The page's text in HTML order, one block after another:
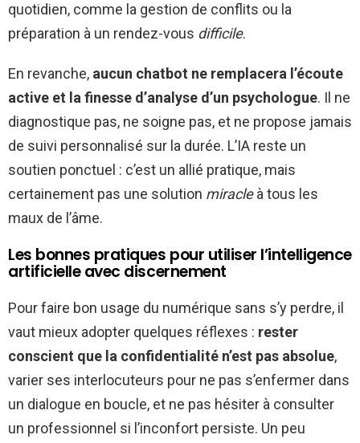
quotidien, comme la gestion de conflits ou la
préparation à un rendez-vous difficile.
En revanche, aucun chatbot ne remplacera l’écoute
active et la finesse d’analyse d’un psychologue. Il ne
diagnostique pas, ne soigne pas, et ne propose jamais
de suivi personnalisé sur la durée. L’IA reste un
soutien ponctuel : c’est un allié pratique, mais
certainement pas une solution miracleà tous les
maux de l’âme.
Les bonnes pratiques pour utiliser l’intelligence
artificielle avec discernement
Pour faire bon usage du numérique sans s’y perdre, il
vaut mieux adopter quelques réflexes : rester
conscient que la confidentialité n’est pas absolue,
varier ses interlocuteurs pour ne pas s’enfermer dans
un dialogue en boucle, et ne pas hésiter à consulter
un professionnel si l’inconfort persiste. Un peu